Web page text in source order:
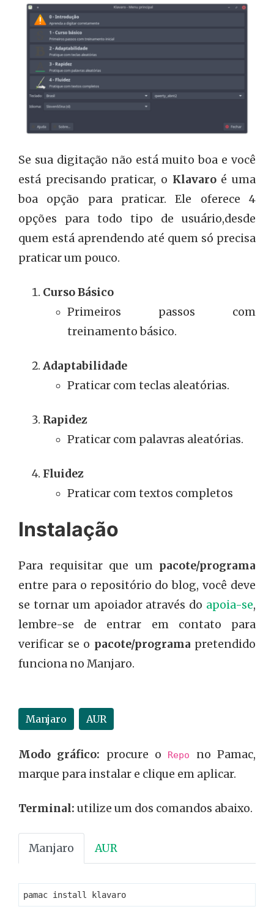
Se sua digitação não está muito boa e você
está precisando praticar, o Klavaroé uma
boa opção para praticar. Ele oferece 4
opções para todo tipo de usuário,desde
quem está aprendendo até quem só precisa
praticar um pouco.
Curso Básico
Primeiros passos com
treinamento básico.
Adaptabilidade
Praticar com teclas aleatórias.
Rapidez
Praticar com palavras aleatórias.
Fluidez
Praticar com textos completos
Instalação
Para requisitar que um pacote/programa
entre para o repositório do blog, você deve
se tornar um apoiador através do apoia-se,
lembre-se de entrar em contato para
verificar se o pacote/programa pretendido
funciona no Manjaro.
Manjaro AUR
Modo gráfico: procure o Repo
no Pamac,
marque para instalar e clique em aplicar.
Terminal: utilize um dos comandos abaixo.
Manjaro AUR
pamac install klavaro